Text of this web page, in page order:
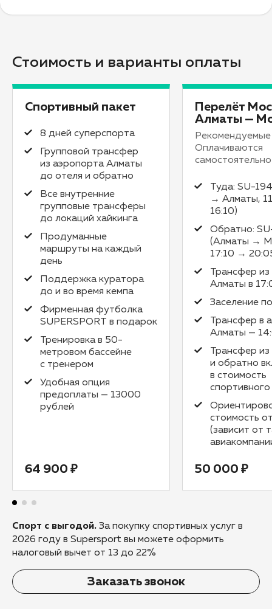
Стоимость и варианты оплаты
Спортивный пакет
8 дней суперспорта
Групповой трансфер
из аэропорта Алматы
до отеля и обратно
Все внутренние
групповые трансферы
до локаций хайкинга
Продуманные
маршруты на каждый
день
Поддержка куратора
до и во время кемпа
Фирменная футболка
SUPERSPORT в подарок
Тренировка в 50-
метровом бассейне
с тренером
Удобная опция
предоплаты — 13000
рублей
64 900 ₽
Перелёт
Алматы —
Рекомендуемые
Оплачиваются
самостоятельно
Туда: SU-
→ Алматы,
16:10)
Обратно:
(Алматы →
17:10 →
Трансфер
Алматы в
Заселение
Трансфер в
Алматы —
Трансфер
и обратно
в стоимость
спортивного
стоимость
(зависит от
50 000 ₽
Спорт с выгодой. За покупку спортивных услуг в
2026 году в Supersport вы можете оформить
налоговый вычет от 13 до 22%
Заказать звонок